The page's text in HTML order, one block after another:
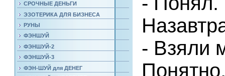
СРОЧНЫЕ ДЕНЬГИ
ЭЗОТЕРИКА ДЛЯ БИЗНЕСА
РУНЫ
ФЭНШУЙ
ФЭНШУЙ-2
ФЭНШУЙ-3
ФЭН-ШУЙ для ДЕНЕГ
- Взяли